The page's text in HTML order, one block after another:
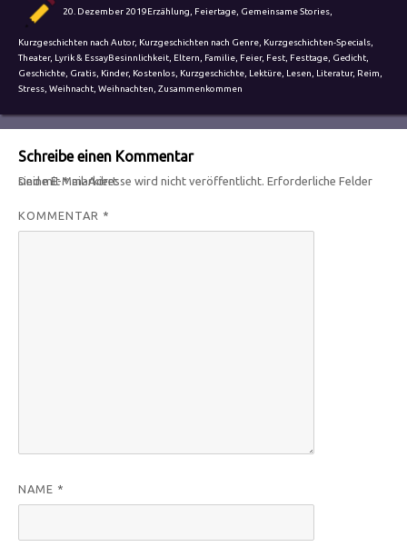
am
20. Dezember 2019 Erzählung, Feiertage, Gemeinsame Stories,
Kurzgeschichten nach Autor, Kurzgeschichten nach Genre, Kurzgeschichten-Specials,
Theater, Lyrik & EssaySchlagwörter
Besinnlichkeit, Eltern, Familie, Feier, Fest, Festtage, Gedicht,
Geschichte, Gratis, Kinder, Kostenlos, Kurzgeschichte, Lektüre, Lesen, Literatur, Reim,
Stress, Weihnacht, Weihnachten, Zusammenkommen
Schreibe einen Kommentar
Deine E-Mail-Adresse wird nicht veröffentlicht.
Erforderliche Felder sind mit*markiert
KOMMENTAR *
NAME *